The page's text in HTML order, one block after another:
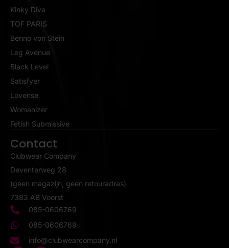
Kinky Diva
TOF PARIS
Benno von Stein
Leg Avenue
Black Level
Satisfyer
Lovense
Womanizer
Fetish Submissive
Contact
Clubwear Company
Deventerweg 28
(geen magazijn, geen retouradres)
7383 AB Voorst
085-0606769
085-0606769
info@clubwearcompany.nl